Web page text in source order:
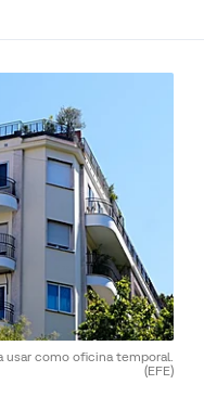
usar como oficina temporal.
(EFE)